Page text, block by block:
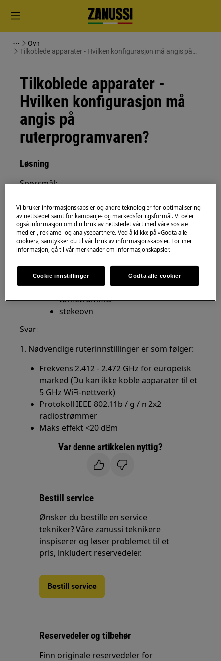
Ovn
Tilkoblede apparater - Hvilken konfigurasjon må angis på
Tilkoblede apparater -
Hvilken konfigurasjon må
angis på
ruterprogramvaren?
Løsning
Spørsmål:
Hvilken konfigurasjon må angis på
ruteprogramvaren?
Kan jeg bruke tilkoblede apparater med 5
GHz Wifi-nettverk?
Gjelder:
tilkoblede apparater:
vaskemaskin
tørketrommel
stekeovn
Svar:
1. Nødvendige ruterinnstillinger er som følger:
Frekvens 2.412 - 2.472 GHz for europeisk
marked (Du kan ikke koble apparater til et
5 GHz WiFi-nettverk)
Protokoll IEEE 802.11b / g / n 2x2
radiostrømmer
Maks effekt <20 dBm
Var denne artikkelen nyttig?
Bestill service
Ønsker du bestille en service
tekniker? Våre zanussi teknikere
inspiserer og løser problemet til et
pris, inkludert reservedeler.
Bestill service
Reservedeler og tilbehør
Finn originale reservedeler for
Vi bruker informasjonskapsler og andre teknologier for optimalisering
av nettstedet samt for kampanje- og markedsføringsformål. Vi deler
også informasjon om din bruk av nettstedet vårt med våre sosiale
medier-, reklame- og analysepartnere. Ved å klikke på «Godta alle
cookier», samtykker du til vår bruk av informasjonskapsler. For mer
informasjon, gå til vår merknader om informasjonskapsler.
Cookie innstillinger Godta alle cookier